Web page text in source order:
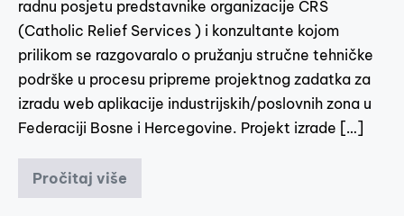
radnu posjetu predstavnike organizacije CRS
(Catholic Relief Services ) i konzultante kojom
prilikom se razgovaralo o pružanju stručne tehničke
podrške u procesu pripreme projektnog zadatka za
izradu web aplikacije industrijskih/poslovnih zona u
Federaciji Bosne i Hercegovine. Projekt izrade […]
Pročitaj više